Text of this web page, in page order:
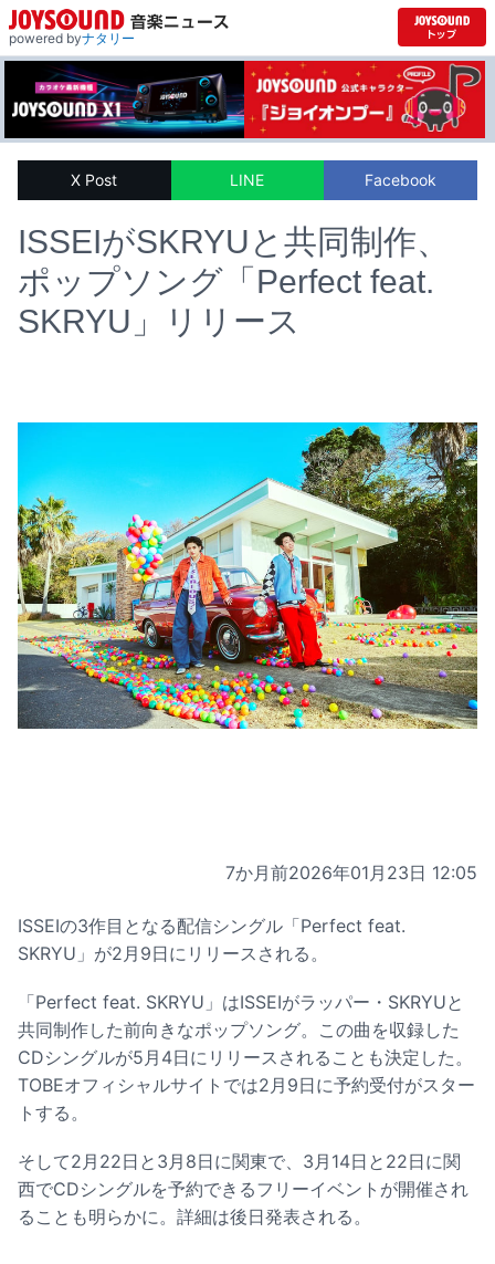
powered byナタリー
X Post LINE Facebook
ISSEIがSKRYUと共同制作、
ポップソング「Perfect feat.
SKRYU」リリース
7か月前2026年01月23日 12:05
ISSEIの3作目となる配信シングル「Perfect feat.
SKRYU」が2月9日にリリースされる。
「Perfect feat. SKRYU」はISSEIがラッパー・SKRYUと
共同制作した前向きなポップソング。この曲を収録した
CDシングルが5月4日にリリースされることも決定した。
TOBEオフィシャルサイトでは2月9日に予約受付がスター
トする。
そして2月22日と3月8日に関東で、3月14日と22日に関
西でCDシングルを予約できるフリーイベントが開催され
ることも明らかに。詳細は後日発表される。